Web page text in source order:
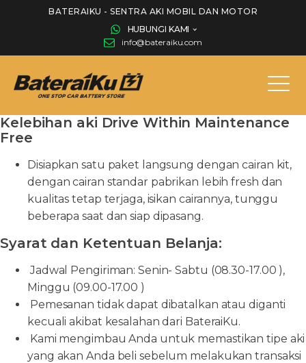
BATERAIKU - SENTRA AKI MOBIL DAN MOTOR
HUBUNGI KAMI
info@bateraiku.com
Kelebihan aki Drive Within Maintenance
Free
Disiapkan satu paket langsung dengan cairan kit,
dengan cairan standar pabrikan lebih fresh dan
kualitas tetap terjaga, isikan cairannya, tunggu
beberapa saat dan siap dipasang.
Syarat dan Ketentuan Belanja:
Jadwal Pengiriman: Senin- Sabtu (08.30-17.00 ),
Minggu (09.00-17.00 )
Pemesanan tidak dapat dibatalkan atau diganti
kecuali akibat kesalahan dari BateraiKu.
Kami mengimbau Anda untuk memastikan tipe aki
yang akan Anda beli sebelum melakukan transaksi